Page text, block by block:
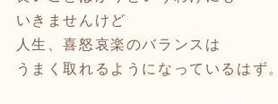
いきませんけど
人生、喜怒哀楽のバランスは
うまく取れるようになっているはず。